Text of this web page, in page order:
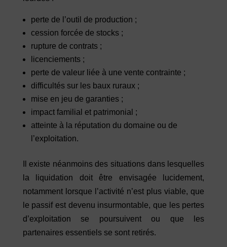
perte de l’outil de production ;
cession forcée de stocks ;
rupture de contrats ;
licenciements ;
perte de valeur liée à une vente contrainte ;
difficultés sur les baux ruraux ;
mise en jeu de garanties ;
impact familial et patrimonial ;
atteinte à la réputation du domaine ou de
l’exploitation.
Il existe néanmoins des situations dans lesquelles
la liquidation doit être envisagée lucidement,
notamment lorsque l’activité n’est plus viable, que
le passif est devenu insurmontable, que les pertes
d’exploitation se poursuivent ou que les
partenaires essentiels se sont retirés.